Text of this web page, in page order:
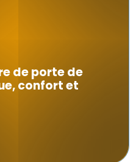
de porte de
confort et